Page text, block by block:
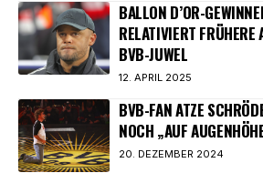
BALLON D’OR-
RELATIVIERT FRÜHERE
BVB-JUWEL
12. APRIL 2025
BVB-FAN ATZE
NOCH „AUF
20. DEZEMBER 2024